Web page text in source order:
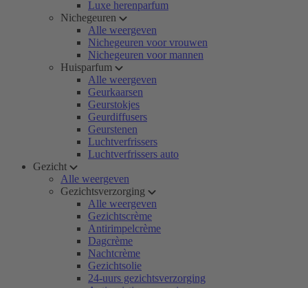
Luxe herenparfum
Nichegeuren
Alle weergeven
Nichegeuren voor vrouwen
Nichegeuren voor mannen
Huisparfum
Alle weergeven
Geurkaarsen
Geurstokjes
Geurdiffusers
Geurstenen
Luchtverfrissers
Luchtverfrissers auto
Gezicht
Alle weergeven
Gezichtsverzorging
Alle weergeven
Gezichtscrème
Antirimpelcrème
Dagcrème
Nachtcrème
Gezichtsolie
24-uurs gezichtsverzorging